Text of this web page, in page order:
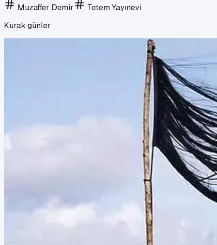
Muzaffer Demir
Totem Yayınevi
Kurak günler